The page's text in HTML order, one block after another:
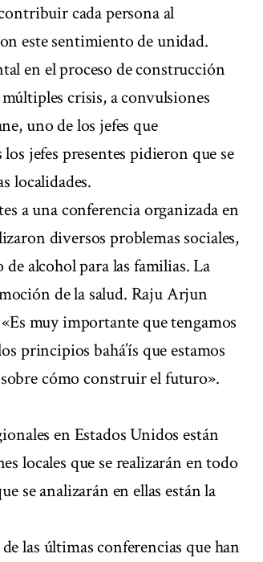
cada persona al
este sentimiento de unidad.
en el proceso de construcción
crisis, a convulsiones
uno de los jefes que
jefes presentes pidieron que se
localidades.
a una conferencia organizada en
diversos problemas sociales,
alcohol para las familias. La
de la salud. Raju Arjun
muy importante que tengamos
principios bahá’ís que estamos
cómo construir el futuro».
en Estados Unidos están
locales que se realizarán en todo
se analizarán en ellas están la
las últimas conferencias que han